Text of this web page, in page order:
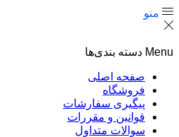
منو
Menu دسته بندی‌ها
صفحه اصلی
فروشگاه
پیگیری سفارشات
قوانین و مقررات
سوالات متداول